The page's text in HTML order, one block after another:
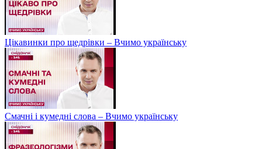
Цікавинки про щедрівки – Вчимо українську
Смачні і кумедні слова – Вчимо українську